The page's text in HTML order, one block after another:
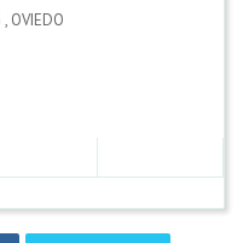
, OVIEDO